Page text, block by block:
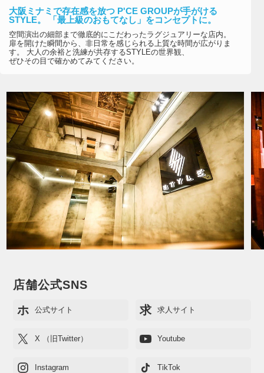
大阪ミナミで存在感を放つ P'CE GROUPが手がける
STYLE。 「最上級のおもてなし」をコンセプトに。
空間演出の細部まで徹底的にこだわったラグジュアリーな店内。
扉を開けた瞬間から、非日常を感じられる上質な時間が広がりま
す。 大人の余裕と洗練が共存するSTYLEの世界観、
ぜひその目で確かめてみてください。
店舗公式SNS
ホ
公式サイト 求 求人サイト
X （旧Twitter） Youtube
Instagram TikTok